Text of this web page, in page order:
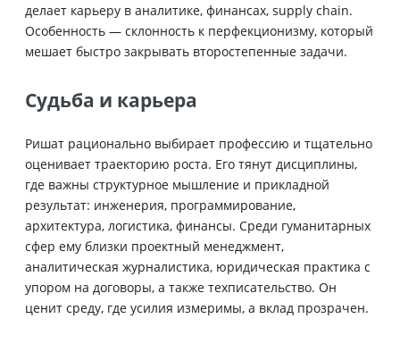
делает карьеру в аналитике, финансах, supply chain.
Особенность — склонность к перфекционизму, который
мешает быстро закрывать второстепенные задачи.
Судьба и карьера
Ришат рационально выбирает профессию и тщательно
оценивает траекторию роста. Его тянут дисциплины,
где важны структурное мышление и прикладной
результат: инженерия, программирование,
архитектура, логистика, финансы. Среди гуманитарных
сфер ему близки проектный менеджмент,
аналитическая журналистика, юридическая практика с
упором на договоры, а также техписательство. Он
ценит среду, где усилия измеримы, а вклад прозрачен.